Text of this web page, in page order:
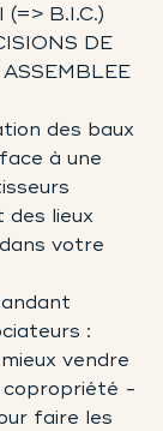
B.I.C.)
DE
des baux
à une
lieux
votre
:
vendre
copropriété -
faire les